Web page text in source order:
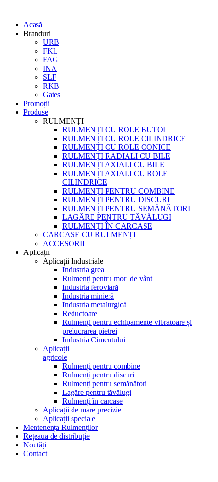
Acasă
Branduri
URB
FKL
FAG
INA
SLF
RKB
Gates
Promoții
Produse
RULMENȚI
RULMENȚI CU ROLE BUTOI
RULMENȚI CU ROLE CILINDRICE
RULMENȚI CU ROLE CONICE
RULMENȚI RADIALI CU BILE
RULMENȚI AXIALI CU BILE
RULMENȚI AXIALI CU ROLE
CILINDRICE
RULMENȚI PENTRU COMBINE
RULMENȚI PENTRU DISCURI
RULMENȚI PENTRU SEMĂNĂTORI
LAGĂRE PENTRU TĂVĂLUGI
RULMENȚI ÎN CARCASE
CARCASE CU RULMENȚI
ACCESORII
Aplicații
Aplicații Industriale
Industria grea
Rulmenți pentru mori de vânt
Industria feroviară
Industria minieră
Industria metalurgică
Reductoare
Rulmenți pentru echipamente vibratoare și
prelucrarea pietrei
Industria Cimentului
Aplicații
agricole
Rulmenți pentru combine
Rulmenți pentru discuri
Rulmenți pentru semănători
Lagăre pentru tăvălugi
Rulmenți în carcase
Aplicații de mare precizie
Aplicații speciale
Mentenența Rulmenților
Rețeaua de distribuție
Noutăți
Contact